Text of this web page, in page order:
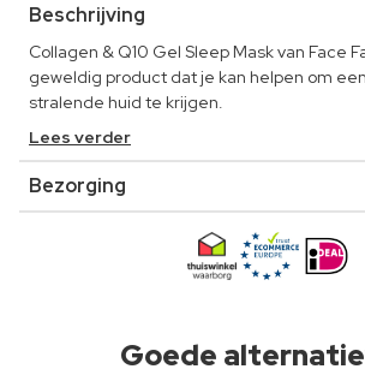
Beschrijving
Collagen & Q10 Gel Sleep Mask van Face
geweldig product dat je kan helpen om
stralende huid te krijgen.
Lees verder
Bezorging
Goede